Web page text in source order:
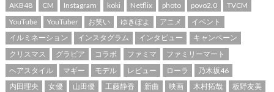
AKB48 CM Instagram koki Netflix photo povo2.0
TVCM
YouTube
YouTuber お笑い ゆきぽよ アニメ
イベント
イルミネーション
インスタグラム インタビュー
キャンペーン
クリスマス
グラビア コラボ ファミマ
ファミリーマート
ヘアスタイル
マギー モデル レビュー ローラ
乃木坂46
内田理央
女優 山田優 工藤静香 新曲 映画 木村拓哉
板野友美